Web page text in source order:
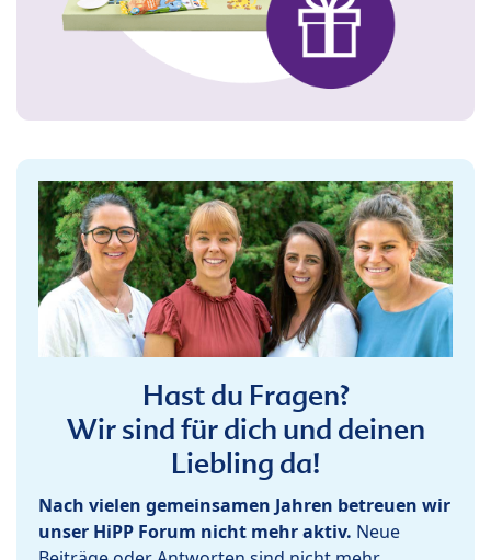
Hast du Fragen?
Wir sind für dich und deinen
Liebling da!
Nach vielen gemeinsamen Jahren betreuen wir
unser HiPP Forum nicht mehr aktiv. Neue